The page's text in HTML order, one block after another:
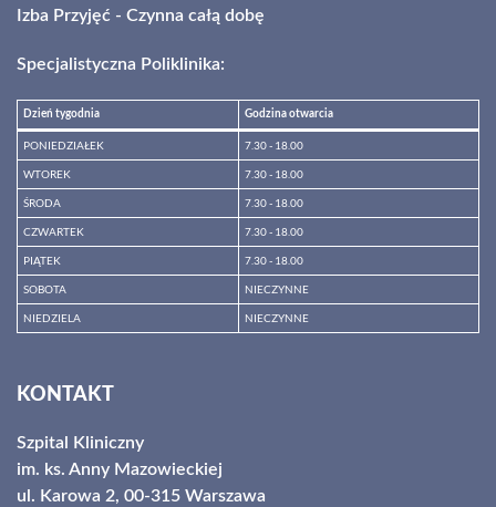
Izba Przyjęć - Czynna całą dobę
Specjalistyczna Poliklinika:
Dzień tygodnia Godzina otwarcia
PONIEDZIAŁEK 7.30 - 18.00
WTOREK 7.30 - 18.00
ŚRODA 7.30 - 18.00
CZWARTEK 7.30 - 18.00
PIĄTEK 7.30 - 18.00
SOBOTA NIECZYNNE
NIEDZIELA
NIECZYNNE
KONTAKT
Szpital Kliniczny
im. ks. Anny Mazowieckiej
ul. Karowa 2, 00-315 Warszawa